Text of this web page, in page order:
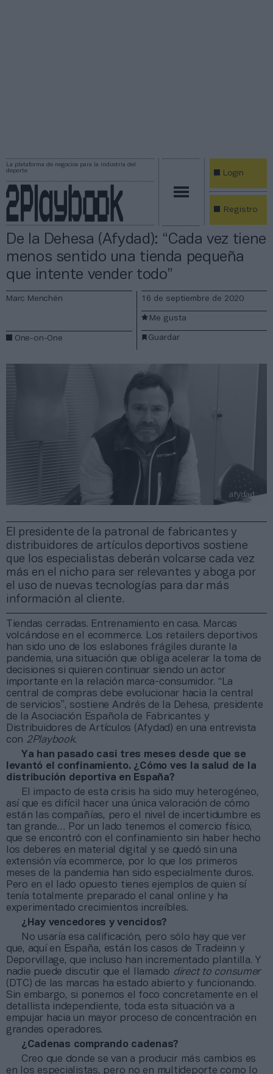
La plataforma de negocios para la industria del
deporte
Login
Registro
De la Dehesa (Afydad): “Cada vez tiene
menos sentido una tienda pequeña
que intente vender todo”
El presidente de la patronal de fabricantes y
distribuidores de artículos deportivos sostiene
que los especialistas deberán volcarse cada vez
más en el nicho para ser relevantes y aboga por
el uso de nuevas tecnologías para dar más
información al cliente.
afydad
Marc Menchén
One-on-One
16 de septiembre de 2020
Guardar
Me gusta
Tiendas cerradas. Entrenamiento en casa. Marcas
volcándose en el ecommerce. Los retailers deportivos
han sido uno de los eslabones frágiles durante la
pandemia, una situación que obliga acelerar la toma de
decisiones si quieren continuar siendo un actor
importante en la relación marca-consumidor. “La
central de compras debe evolucionar hacia la central
de servicios”, sostiene Andrés de la Dehesa, presidente
de la Asociación Española de Fabricantes y
Distribuidores de Artículos (Afydad) en una entrevista
con 2Playbook.
Ya han pasado casi tres meses desde que se
levantó el confinamiento. ¿Cómo ves la salud de la
distribución deportiva en España?
El impacto de esta crisis ha sido muy heterogéneo,
así que es difícil hacer una única valoración de cómo
están las compañías, pero el nivel de incertidumbre es
tan grande… Por un lado tenemos el comercio físico,
que se encontró con el confinamiento sin haber hecho
los deberes en material digital y se quedó sin una
extensión vía ecommerce, por lo que los primeros
meses de la pandemia han sido especialmente duros.
Pero en el lado opuesto tienes ejemplos de quien sí
tenía totalmente preparado el canal online y ha
experimentado crecimientos increíbles.
¿Hay vencedores y vencidos?
No usaría esa calificación, pero sólo hay que ver
que, aquí en España, están los casos de Tradeinn y
Deporvillage, que incluso han incrementado plantilla. Y
nadie puede discutir que el llamado direct to consumer
(DTC) de las marcas ha estado abierto y funcionando.
Sin embargo, si ponemos el foco concretamente en el
detallista independiente, toda esta situación va a
empujar hacia un mayor proceso de concentración en
grandes operadores.
¿Cadenas comprando cadenas?
Creo que donde se van a producir más cambios es
en los especialistas, pero no en multideporte como lo